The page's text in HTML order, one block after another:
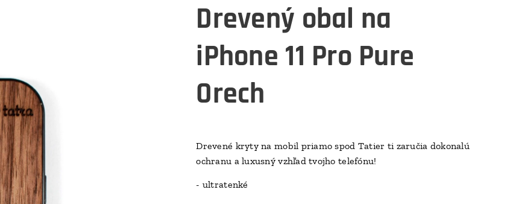
Drevený obal na
iPhone 11 Pro Pure
Orech
Drevené kryty na mobil priamo spod Tatier ti zaručia dokonalú
ochranu a luxusný vzhľad tvojho telefónu!
- ultratenké